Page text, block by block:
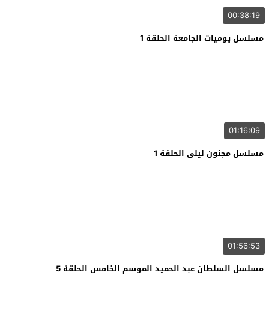
00:38:19
مسلسل يوميات الجامعة الحلقة 1
01:16:09
مسلسل مجنون ليلى الحلقة 1
01:56:53
مسلسل السلطان عبد الحميد الموسم الخامس الحلقة 5